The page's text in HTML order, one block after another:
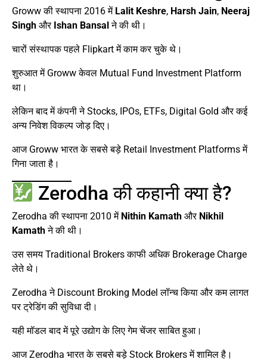
Groww की स्थापना 2016 में Lalit Keshre, Harsh Jain, Neeraj
Singh और Ishan Bansalने की थी।
चारों संस्थापक पहले Flipkart में काम कर चुके थे।
शुरुआत में Groww केवल Mutual Fund Investment Platform
था।
लेकिन बाद में कंपनी ने Stocks, IPOs, ETFs, Digital Gold और कई
अन्य निवेश विकल्प जोड़ दिए।
आज Groww भारत के सबसे बड़े Retail Investment Platforms में
गिना जाता है।
Zerodha की कहानी क्या है?
Zerodha की स्थापना 2010 में Nithin Kamath और Nikhil
Kamathने की थी।
उस समय Traditional Brokers काफी अधिक Brokerage Charge
लेते थे।
Zerodha ने Discount Broking Model लॉन्च किया और कम लागत
पर ट्रेडिंग की सुविधा दी।
यही मॉडल बाद में पूरे उद्योग के लिए गेम चेंजर साबित हुआ।
आज Zerodha भारत के सबसे बड़े Stock Brokers में शामिल है।